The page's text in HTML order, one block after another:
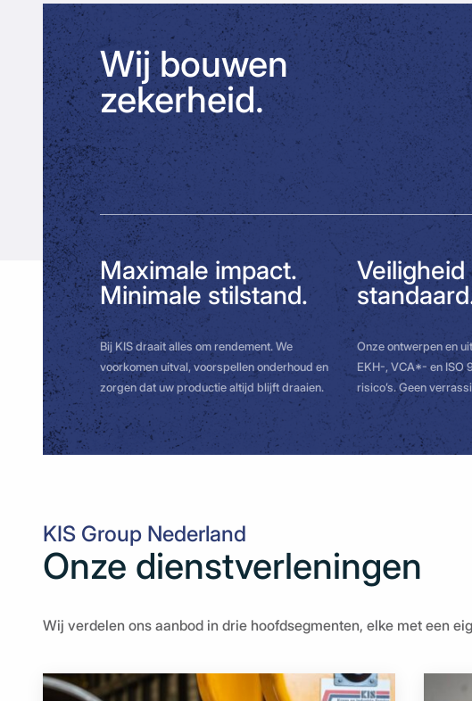
Wij bouwen
zekerheid.
Maximale impact.
Minimale stilstand.
Bij KIS draait alles om rendement. We
voorkomen uitval, voorspellen onderhoud en
zorgen dat uw productie altijd blijft draaien.
Veiligheid
Onze ontwerpen en
EKH-, VCA*- en ISO
risico’s. Geen
Onze dienstverleningen
KIS Group Nederland
Wij verdelen ons aanbod in drie hoofdsegmenten, elke met een